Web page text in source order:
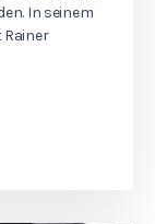
In seinem
Rainer